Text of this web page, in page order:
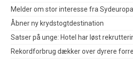
Melder om stor interesse fra Sydeuropa
Åbner ny krydstogtdestination
Satser på unge: Hotel har løst
Rekordforbrug dækker over dyrere